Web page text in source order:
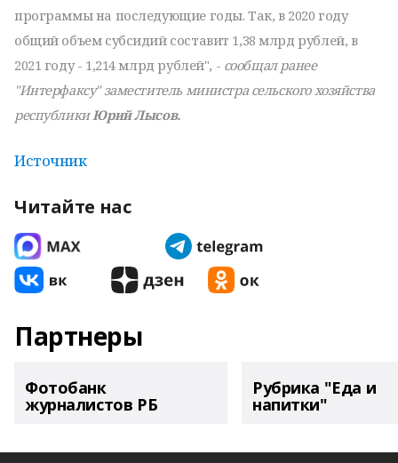
программы на последующие годы. Так, в 2020 году
общий объем субсидий составит 1,38 млрд рублей, в
2021 году - 1,214 млрд рублей", - сообщал ранее
"Интерфаксу" заместитель министра сельского хозяйства
республикиЮрий Лысов.
Источник
Читайте нас
Партнеры
Фотобанк
журналистов РБ
Рубрика "Еда и
напитки"